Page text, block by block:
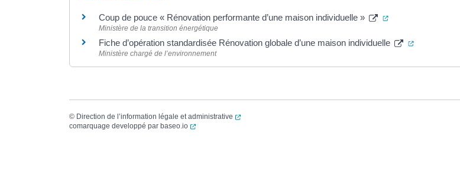
Coup de pouce « Rénovation performante d’une maison individuelle » (ouverture dans
Ministère de la transition énergétique
Fiche d’opération standardisée Rénovation globale d’une maison individuelle (ouverture
Ministère chargé de l’environnement
© Direction de l’information légale et administrative
(ouverture dans un nouvel onglet)
comarquage developpé par baseo.io (ouverture dans un nouvel onglet)